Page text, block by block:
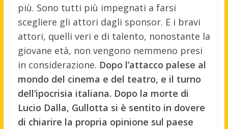
più. Sono tutti più impegnati a farsi
scegliere gli attori dagli sponsor. E i bravi
attori, quelli veri e di talento, nonostante la
giovane età, non vengono nemmeno presi
in considerazione. Dopo l’attacco palese al
mondo del cinema e del teatro, e il turno
dell’ipocrisia italiana. Dopo la morte di
Lucio Dalla, Gullotta si è sentito in dovere
di chiarire la propria opinione sul paese